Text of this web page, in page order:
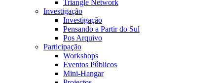
Triangle Network
Investigação
Investigação
Pensando a Partir do Sul
Pos Arquivo
Participação
Workshops
Eventos Públicos
Mini-Hangar